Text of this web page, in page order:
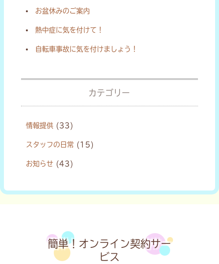
お盆休みのご案内
熱中症に気を付けて！
自転車事故に気を付けましょう！
カテゴリー
情報提供 (33)
スタッフの日常 (15)
お知らせ (43)
簡単！オンライン契約サー
ビス